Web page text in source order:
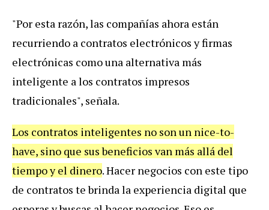
"Por esta razón, las compañías ahora están
recurriendo a contratos electrónicos y firmas
electrónicas como una alternativa más
inteligente a los contratos impresos
tradicionales", señala.
Los contratos inteligentes no son un nice-to-
have, sino que sus beneficios van más allá del
tiempo y el dinero. Hacer negocios con este tipo
de contratos te brinda la experiencia digital que